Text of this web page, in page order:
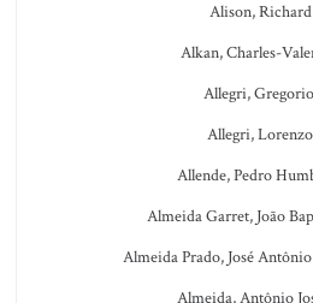
Alison, Richard
Alkan, Charles-
Allegri, Gregorio
Allegri, Lorenzo
Allende, Pedro
Almeida Garret, João
Almeida Prado, José
Almeida, Antônio